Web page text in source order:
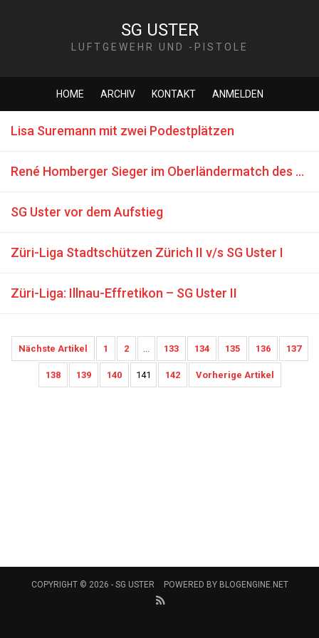
SG USTER
LUFTGEWEHR UND -PISTOLE
HOME ARCHIV KONTAKT ANMELDEN
Lisa Suremann mit zwei Podestplätzen
René Homberger Sieger im Oberländermatch des ZOSPV
SG Uster vor dem Aufstieg
Züri-Liga Stadtschützen Zürich II v/s SG Uster I
Züri-Liga: Illnau-Effretikon – SG Uster II
Nächste Artikel 1 2 ... 133 134 135 136 137
138 139 140 141 142 Vorherige Artikel
COPYRIGHT © 2026 - SG USTER POWERED BY BLOGENGINE.NET